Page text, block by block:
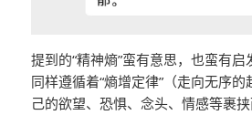
提到的“精神熵”蛮有意思，也蛮有
同样遵循着“熵增定律”（走向无序
己的欲望、恐惧、念头、情感等裹